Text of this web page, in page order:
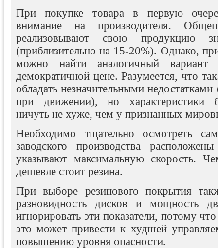
При покупке товара в первую
внимание на производителя.
реализовывают свою продукцию
(приблизительно на 15-20%). Однако,
можно найти аналогичный вариант
демократичной цене. Разумеется, что
обладать незначительными
при движении), но характеристики
ничуть не хуже, чем у признанных
Необходимо тщательно осмотреть
заводского производства
указывают максимальную скорость.
дешевле стоит резина.
При выборе резинового покрытия
разновидность дисков и мощность
игнорировать эти показатели, потому
это может привести к худшей
повышению уровня опасности.